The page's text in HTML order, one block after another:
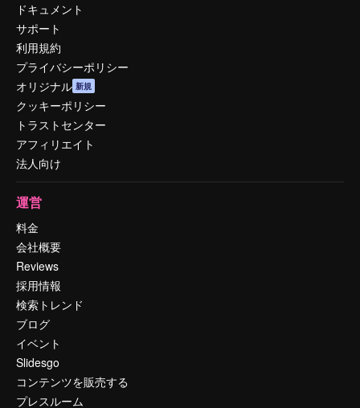
ドキュメント
サポート
利用規約
プライバシーポリシー
オリジナル 新規
クッキーポリシー
トラストセンター
アフィリエイト
法人向け
運営
料金
会社概要
Reviews
採用情報
検索トレンド
ブログ
イベント
Slidesgo
コンテンツを販売する
プレスルーム